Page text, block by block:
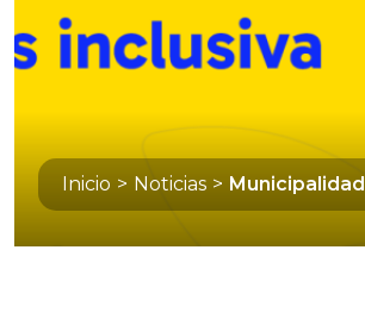
Inicio > Noticias > Municipalidad